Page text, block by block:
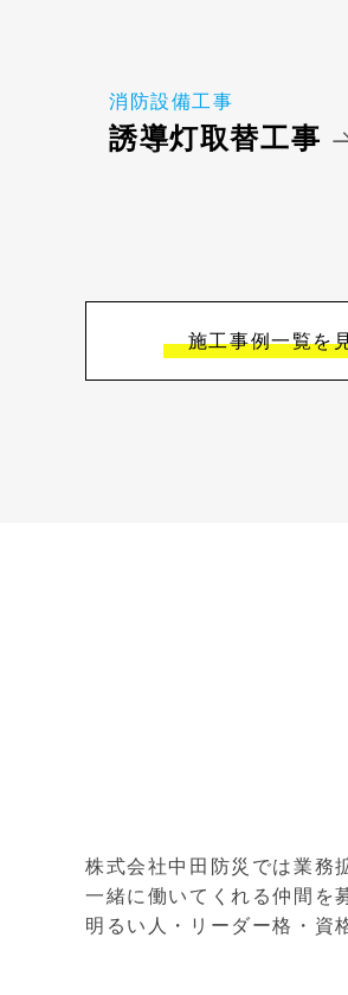
消防設備工事
誘導灯取替工事
施工事例一覧を
株式会社中田防災では業務
一緒に働いてくれる仲間を
明るい人・リーダー格・資